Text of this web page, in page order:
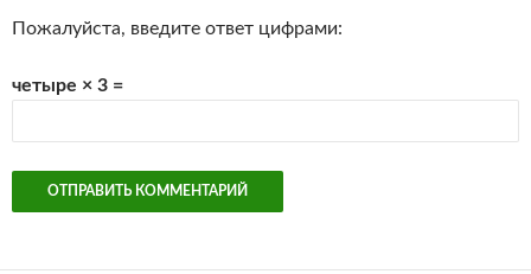
Пожалуйста, введите ответ цифрами:
четыре × 3 =